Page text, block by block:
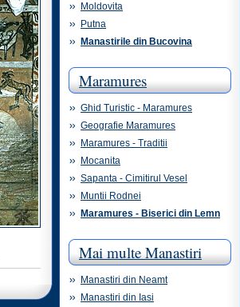
Moldovita
Putna
Manastirile din Bucovina
Maramures
Ghid Turistic - Maramures
Geografie Maramures
Maramures - Traditii
Mocanita
Sapanta - Cimitirul Vesel
Muntii Rodnei
Maramures - Biserici din Lemn
Mai multe Manastiri
Manastiri din Neamt
Manastiri din Iasi